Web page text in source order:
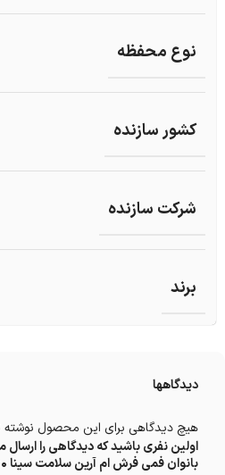
نوع محفظه
کشور سازنده
شرکت سازنده
برند
دیدگاهها
هیچ دیدگاهی برای این محصول
اولین نفری باشید که دیدگاهی را
بانوان فمی فرش ام آرین سلامت سینا 150 میلی لیتر”